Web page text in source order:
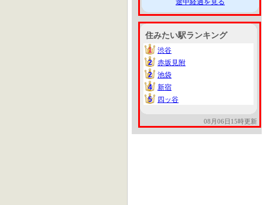
途中経過を見る
住みたい駅ランキング
1
1
渋谷
2
2
赤坂見附
2
2
池袋
4
4
新宿
5
5 四ッ谷
08月06日15時更新